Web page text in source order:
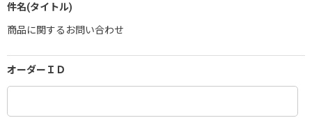
件名(タイトル)
商品に関するお問い合わせ
オーダーＩＤ